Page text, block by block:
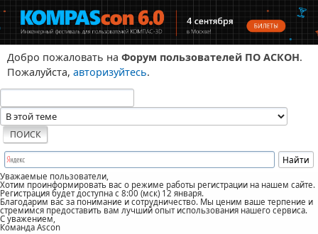
Добро пожаловать на Форум пользователей ПО АСКОН.
Пожалуйста, авторизуйтесь.
Уважаемые пользователи,
Хотим проинформировать вас о режиме работы регистрации на нашем сайте.
Регистрация будет доступна с 8:00 (мск) 12 января.
Благодарим вас за понимание и сотрудничество. Мы ценим ваше терпение и
стремимся предоставить вам лучший опыт использования нашего сервиса.
С уважением,
Команда Ascon